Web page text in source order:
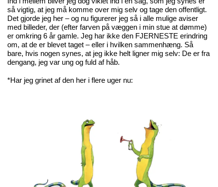
så vigtig, at jeg må komme over mig selv og tage den offentligt.
Det gjorde jeg her – og nu figurerer jeg så i alle mulige aviser
med billeder, der (efter farven på væggen i min stue at dømme)
er omkring 6 år gamle. Jeg har ikke den FJERNESTE erindring
om, at de er blevet taget – eller i hvilken sammenhæng. Så
bare, hvis nogen synes, at jeg ikke helt ligner mig selv: De er fra
dengang, jeg var ung og fuld af håb.
*Har jeg grinet af den her i flere uger nu: